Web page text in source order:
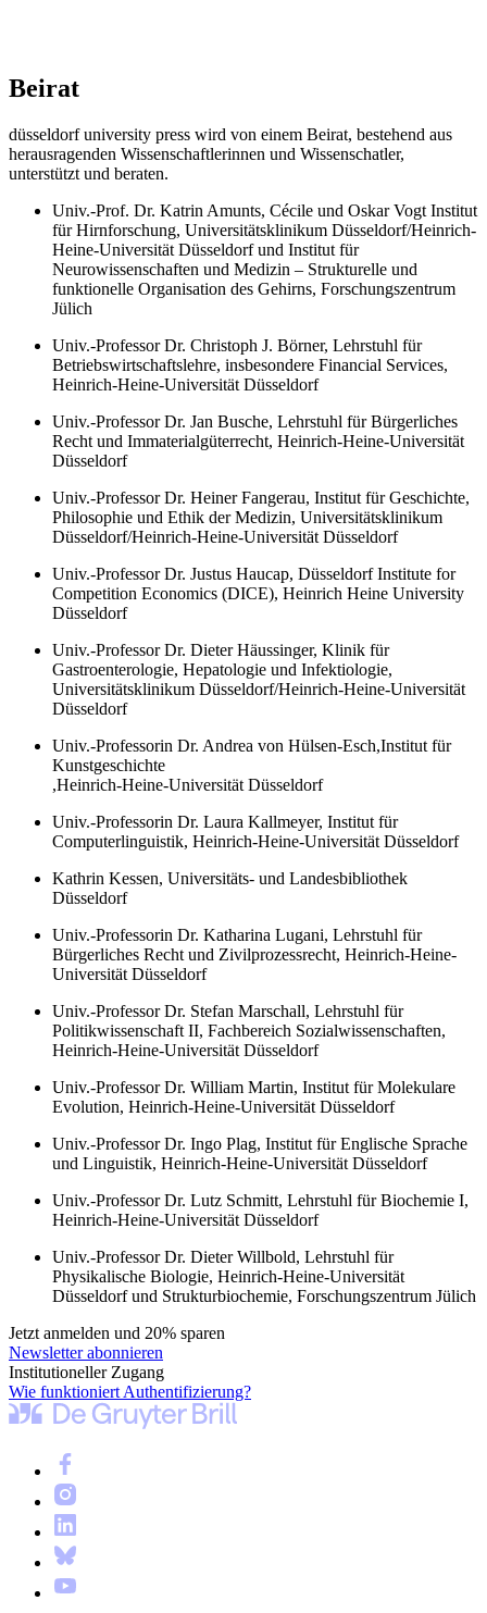
Beirat
düsseldorf university press wird von einem Beirat, bestehend aus
herausragenden Wissenschaftlerinnen und Wissenschatler,
unterstützt und beraten.
Univ.-Prof. Dr. Katrin Amunts, Cécile und Oskar Vogt Institut
für Hirnforschung, Universitätsklinikum Düsseldorf/Heinrich-
Heine-Universität Düsseldorf und Institut für
Neurowissenschaften und Medizin – Strukturelle und
funktionelle Organisation des Gehirns, Forschungszentrum
Jülich
Univ.-Professor Dr. Christoph J. Börner, Lehrstuhl für
Betriebswirtschaftslehre, insbesondere Financial Services,
Heinrich-Heine-Universität Düsseldorf
Univ.-Professor Dr. Jan Busche, Lehrstuhl für Bürgerliches
Recht und Immaterialgüterrecht, Heinrich-Heine-Universität
Düsseldorf
Univ.-Professor Dr. Heiner Fangerau, Institut für Geschichte,
Philosophie und Ethik der Medizin, Universitätsklinikum
Düsseldorf/Heinrich-Heine-Universität Düsseldorf
Univ.-Professor Dr. Justus Haucap, Düsseldorf Institute for
Competition Economics (DICE), Heinrich Heine University
Düsseldorf
Univ.-Professor Dr. Dieter Häussinger, Klinik für
Gastroenterologie, Hepatologie und Infektiologie,
Universitätsklinikum Düsseldorf/Heinrich-Heine-Universität
Düsseldorf
Univ.-Professorin Dr. Andrea von Hülsen-Esch,Institut für
Kunstgeschichte
,Heinrich-Heine-Universität Düsseldorf
Univ.-Professorin Dr. Laura Kallmeyer, Institut für
Computerlinguistik, Heinrich-Heine-Universität Düsseldorf
Kathrin Kessen, Universitäts- und Landesbibliothek
Düsseldorf
Univ.-Professorin Dr. Katharina Lugani, Lehrstuhl für
Bürgerliches Recht und Zivilprozessrecht, Heinrich-Heine-
Universität Düsseldorf
Univ.-Professor Dr. Stefan Marschall, Lehrstuhl für
Politikwissenschaft II, Fachbereich Sozialwissenschaften,
Heinrich-Heine-Universität Düsseldorf
Univ.-Professor Dr. William Martin, Institut für Molekulare
Evolution, Heinrich-Heine-Universität Düsseldorf
Univ.-Professor Dr. Ingo Plag, Institut für Englische Sprache
und Linguistik, Heinrich-Heine-Universität Düsseldorf
Univ.-Professor Dr. Lutz Schmitt, Lehrstuhl für Biochemie I,
Heinrich-Heine-Universität Düsseldorf
Univ.-Professor Dr. Dieter Willbold, Lehrstuhl für
Physikalische Biologie, Heinrich-Heine-Universität
Düsseldorf und Strukturbiochemie, Forschungszentrum Jülich
Jetzt anmelden und 20% sparen
Newsletter abonnieren
Institutioneller Zugang
Wie funktioniert Authentifizierung?